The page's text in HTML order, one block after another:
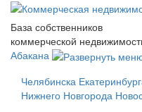
База собственников
коммерческой
Абакана
Челябинска
Нижнего Новгорода